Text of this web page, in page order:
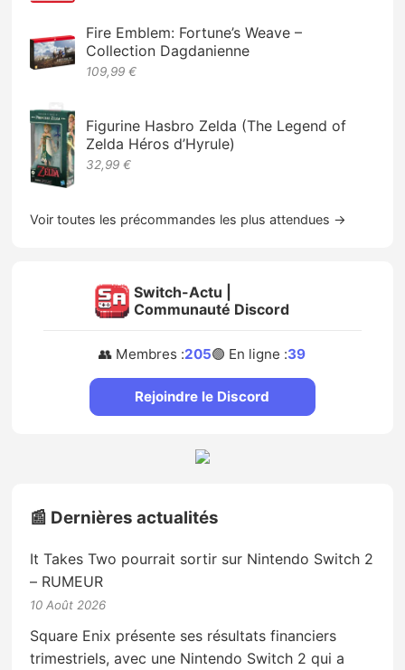
Fire Emblem: Fortune’s Weave –
Collection Dagdanienne
109,99 €
Figurine Hasbro Zelda (The Legend of
Zelda Héros d’Hyrule)
32,99 €
Voir toutes les précommandes les plus attendues →
Switch-Actu |
Communauté Discord
👥 Membres :205🟢 En ligne :39
Rejoindre le Discord
📰 Dernières actualités
It Takes Two pourrait sortir sur Nintendo Switch 2
– RUMEUR
10 Août 2026
Square Enix présente ses résultats financiers
trimestriels, avec une Nintendo Switch 2 qui a